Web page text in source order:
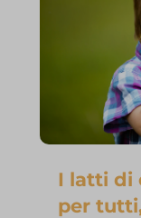
I latti di
per